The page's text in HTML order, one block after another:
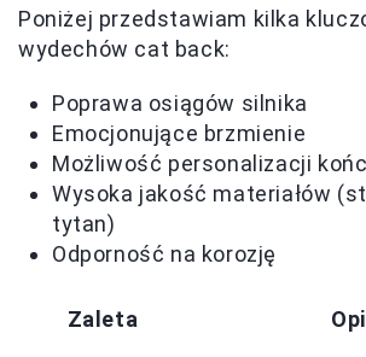
Poniżej przedstawiam kilka
wydechów cat back:
Poprawa osiągów silnika
Emocjonujące brzmienie
Możliwość personalizacji
Wysoka jakość materiałów
tytan)
Odporność na korozję
Zaleta